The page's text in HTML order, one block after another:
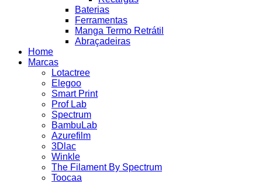
Baterias
Ferramentas
Manga Termo Retrátil
Abraçadeiras
Home
Marcas
Lotactree
Elegoo
Smart Print
Prof Lab
Spectrum
BambuLab
Azurefilm
3Dlac
Winkle
The Filament By Spectrum
Toocaa